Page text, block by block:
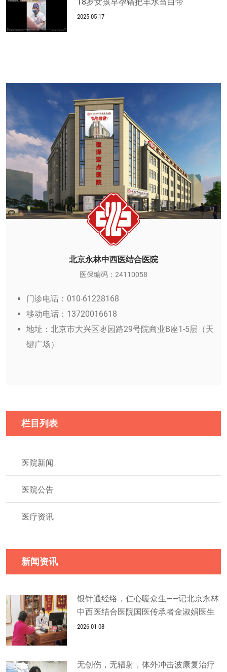
2025-05-17
北京永林中西医结合医院
医保编码：24110058
门诊电话：010-61228168
移动电话：13720016618
地址：北京市大兴区枣园路29号院商业B座1-5层（天
键广场）
栏目列表
医院新闻
医院公告
医疗资讯
新闻资讯
银针通经络，仁心暖众生——记北京永林
中西医结合医院国医传承者金淑娟医生
2026-01-08
无创伤，无辐射，体外冲击波康复治疗